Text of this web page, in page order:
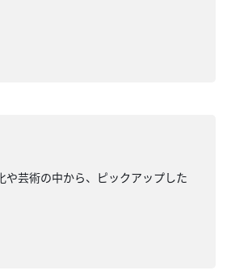
や芸術の中から、ピックアップした